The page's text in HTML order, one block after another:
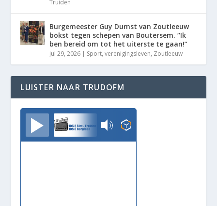
Truiden
Burgemeester Guy Dumst van Zoutleeuw
bokst tegen schepen van Boutersem. “Ik
ben bereid om tot het uiterste te gaan!”
jul 29, 2026 | Sport,verenigingsleven, Zoutleeuw
LUISTER NAAR TRUDOFM
TrudoFM